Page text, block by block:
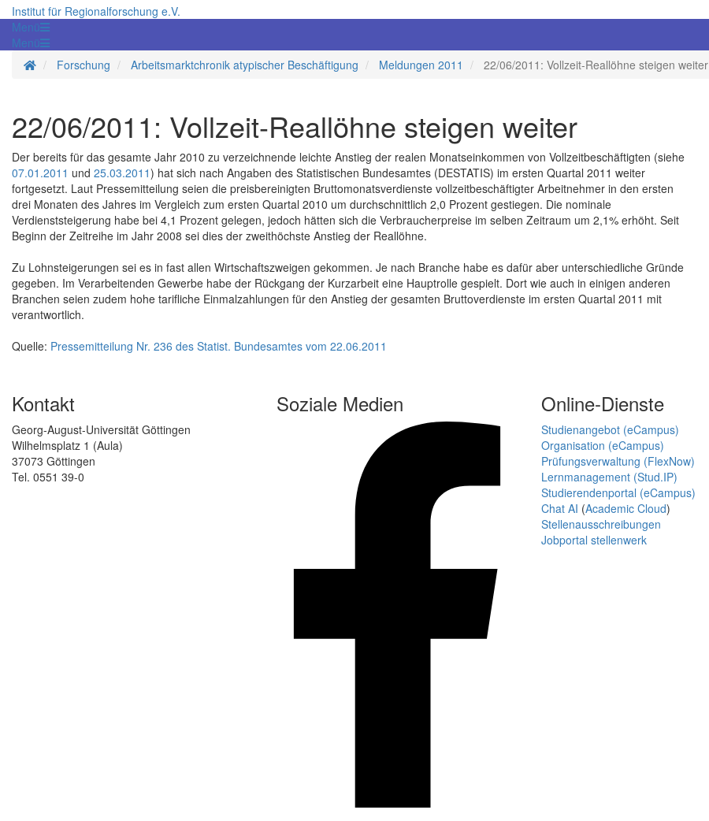
Institut für Regionalforschung e.V.
Menü
Menü
StartseiteForschung Arbeitsmarktchronik atypischer Beschäftigung Meldungen 2011 22/06/2011: Vollzeit-Reallöhne steigen weiter
22/06/2011: Vollzeit-Reallöhne steigen weiter
Der bereits für das gesamte Jahr 2010 zu verzeichnende leichte Anstieg der realen Monatseinkommen von Vollzeitbeschäftigten (siehe
07.01.2011 und 25.03.2011) hat sich nach Angaben des Statistischen Bundesamtes (DESTATIS) im ersten Quartal 2011 weiter
fortgesetzt. Laut Pressemitteilung seien die preisbereinigten Bruttomonatsverdienste vollzeitbeschäftigter Arbeitnehmer in den ersten
drei Monaten des Jahres im Vergleich zum ersten Quartal 2010 um durchschnittlich 2,0 Prozent gestiegen. Die nominale
Verdienststeigerung habe bei 4,1 Prozent gelegen, jedoch hätten sich die Verbraucherpreise im selben Zeitraum um 2,1% erhöht. Seit
Beginn der Zeitreihe im Jahr 2008 sei dies der zweithöchste Anstieg der Reallöhne.
Zu Lohnsteigerungen sei es in fast allen Wirtschaftszweigen gekommen. Je nach Branche habe es dafür aber unterschiedliche Gründe
gegeben. Im Verarbeitenden Gewerbe habe der Rückgang der Kurzarbeit eine Hauptrolle gespielt. Dort wie auch in einigen anderen
Branchen seien zudem hohe tarifliche Einmalzahlungen für den Anstieg der gesamten Bruttoverdienste im ersten Quartal 2011 mit
verantwortlich.
Quelle: Pressemitteilung Nr. 236 des Statist. Bundesamtes vom 22.06.2011
Kontakt
Georg-August-Universität Göttingen
Wilhelmsplatz 1 (Aula)
37073 Göttingen
Tel. 0551 39-0
Soziale Medien Online-Dienste
Studienangebot (eCampus)
Organisation (eCampus)
Prüfungsverwaltung (FlexNow)
Lernmanagement (Stud.IP)
Studierendenportal (eCampus)
Chat AI (Academic Cloud)
Stellenausschreibungen
Jobportal stellenwerk